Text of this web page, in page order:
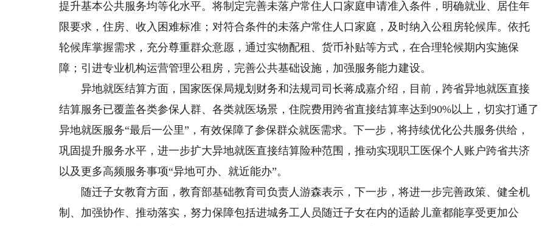
提升基本公共服务均等化水平。将制定完善未落户常住人口家庭申请准入条件，明确就业、居住年
限要求，住房、收入困难标准；对符合条件的未落户常住人口家庭，及时纳入公租房轮候库。依托
轮候库掌握需求，充分尊重群众意愿，通过实物配租、货币补贴等方式，在合理轮候期内实施保
障；引进专业机构运营管理公租房，完善公共基础设施，加强服务能力建设。
异地就医结算方面，国家医保局规划财务和法规司司长蒋成嘉介绍，目前，跨省异地就医直接
结算服务已覆盖各类参保人群、各类就医场景，住院费用跨省直接结算率达到90%以上，切实打通了
异地就医服务“最后一公里”，有效保障了参保群众就医需求。下一步，将持续优化公共服务供给，
巩固提升服务水平，进一步扩大异地就医直接结算险种范围，推动实现职工医保个人账户跨省共济
以及更多高频服务事项“异地可办、就近能办”。
随迁子女教育方面，教育部基础教育司负责人游森表示，下一步，将进一步完善政策、健全机
制、加强协作、推动落实，努力保障包括进城务工人员随迁子女在内的适龄儿童都能享受更加公